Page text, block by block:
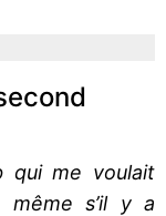
qui me voulait
même s’il y a